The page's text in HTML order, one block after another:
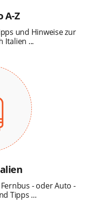
A-Z
und Hinweise zur
Italien ...
- oder Auto -
Tipps ...